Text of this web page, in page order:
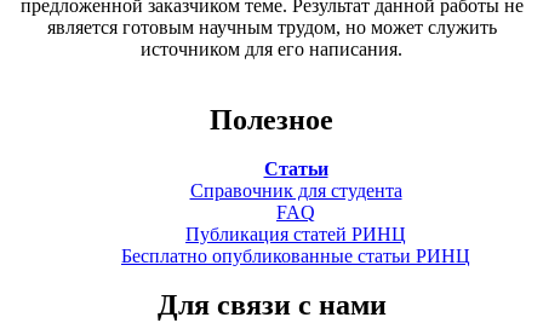
предложенной заказчиком теме. Результат данной работы не
является готовым научным трудом, но может служить
источником для его написания.
Полезное
Статьи
Справочник для студента
FAQ
Публикация статей РИНЦ
Бесплатно опубликованные статьи РИНЦ
Для связи с нами